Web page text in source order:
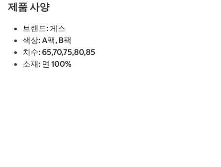
제품 사양
브랜드: 게스
색상: A팩, B팩
치수: 65,70,75,80,85
소재: 면 100%